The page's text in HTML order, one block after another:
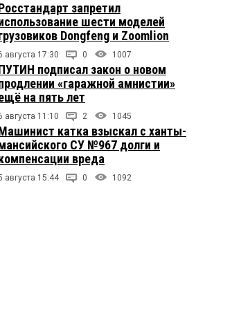
запретил
шести моделей
Dongfeng и Zoomlion
августа 17:30 0 1007
подписал закон о новом
«гаражной амнистии»
на пять лет
августа 11:10 2 1045
катка взыскал с ханты-
СУ №967 долги и
вреда
августа 15:44 0 1092